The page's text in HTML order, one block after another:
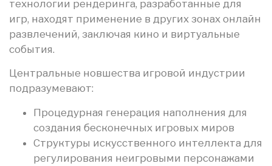
технологии рендеринга, разработанные для
игр, находят применение в других зонах онлайн
развлечений, заключая кино и виртуальные
события.
Центральные новшества игровой индустрии
подразумевают:
Процедурная генерация наполнения для
создания бесконечных игровых миров
Структуры искусственного интеллекта для
регулирования неигровыми персонажами